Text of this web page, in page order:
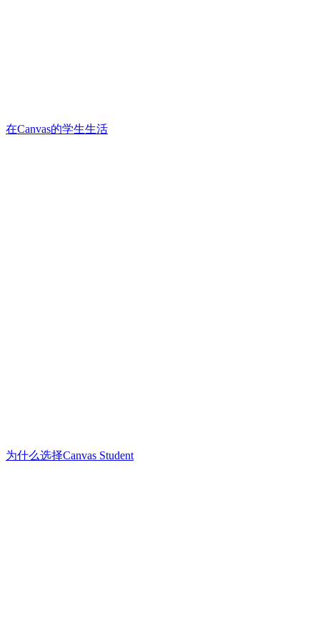
在Canvas的学生生活
为什么选择Canvas Student